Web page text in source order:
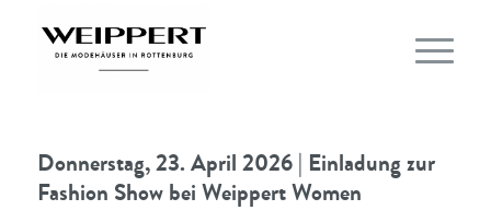
Donnerstag, 23. April 2026 | Einladung zur
Fashion Show bei Weippert Women